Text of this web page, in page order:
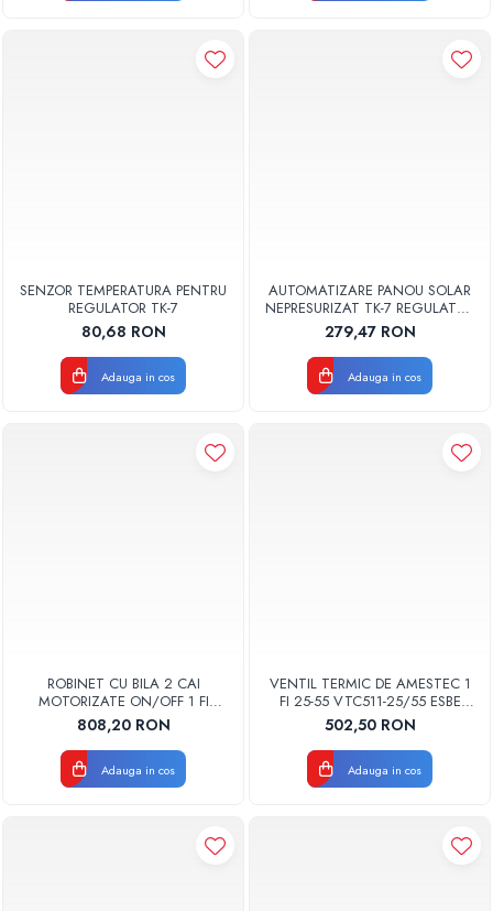
SENZOR TEMPERATURA PENTRU
REGULATOR TK-7
80,68 RON
Adauga in cos
AUTOMATIZARE PANOU SOLAR
NEPRESURIZAT TK-7 REGULATOR
SOLAR 1L04001021
279,47 RON
Adauga in cos
ROBINET CU BILA 2 CAI
MOTORIZATE ON/OFF 1 FI
MBA121-25 ESBE 4310 0200
808,20 RON
Adauga in cos
VENTIL TERMIC DE AMESTEC 1
FI 25-55 VTC511-25/55 ESBE
5102 0200
502,50 RON
Adauga in cos